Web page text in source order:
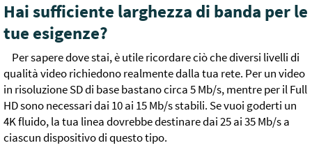
Hai sufficiente larghezza di banda per le
tue esigenze?
Per sapere dove stai, è utile ricordare ciò che diversi livelli di
qualità video richiedono realmente dalla tua rete. Per un video
in risoluzione SD di base bastano circa 5 Mb/s, mentre per il Full
HD sono necessari dai 10 ai 15 Mb/s stabili. Se vuoi goderti un
4K fluido, la tua linea dovrebbe destinare dai 25 ai 35 Mb/s a
ciascun dispositivo di questo tipo.